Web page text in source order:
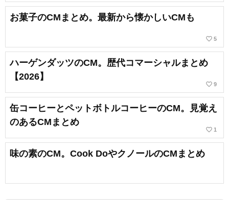
お菓子のCMまとめ。最新から懐かしいCMも
favorite_border 5
ハーゲンダッツのCM。歴代コマーシャルまとめ
【2026】
favorite_border 9
缶コーヒーとペットボトルコーヒーのCM。見覚え
のあるCMまとめ
favorite_border 1
味の素のCM。Cook DoやクノールのCMまとめ